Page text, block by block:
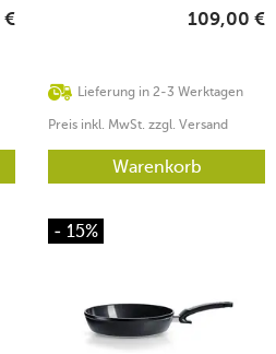
€
Lieferung in 2-3 Werktagen
109,00 €
Preis inkl. MwSt. zzgl. Versand
Warenkorb
- 15%